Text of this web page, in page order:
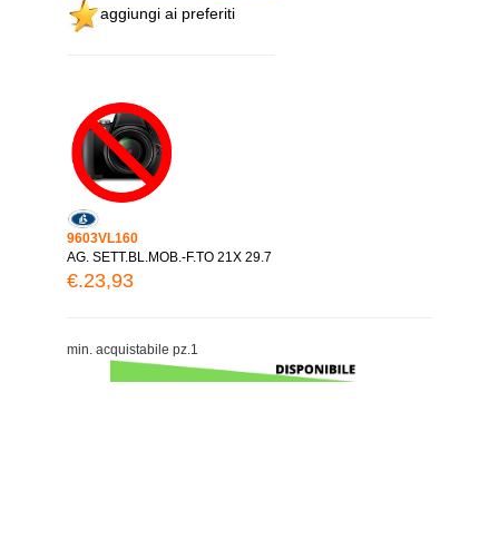
aggiungi ai preferiti
9603VL160
AG. SETT.BL.MOB.-F.TO 21X 29.7
€.23,93
min. acquistabile pz.1